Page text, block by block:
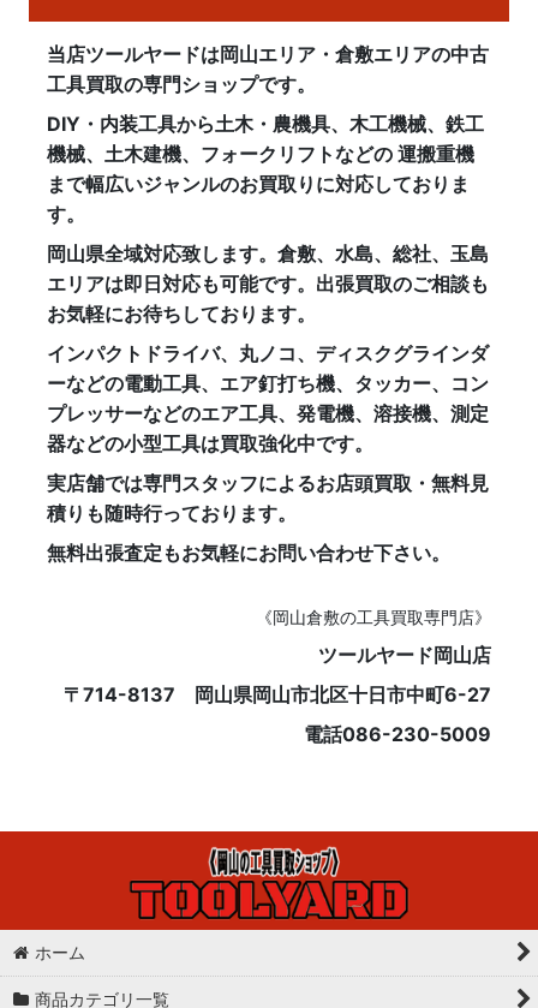
当店ツールヤードは岡山エリア・倉敷エリアの中古
工具買取の専門ショップです。
DIY・内装工具から土木・農機具、木工機械、鉄工
機械、土木建機、フォークリフトなどの 運搬重機
まで幅広いジャンルのお買取りに対応しておりま
す。
岡山県全域対応致します。倉敷、水島、総社、玉島
エリアは即日対応も可能です。出張買取のご相談も
お気軽にお待ちしております。
インパクトドライバ、丸ノコ、ディスクグラインダ
ーなどの電動工具、エア釘打ち機、タッカー、コン
プレッサーなどのエア工具、発電機、溶接機、測定
器などの小型工具は買取強化中です。
実店舗では専門スタッフによるお店頭買取・無料見
積りも随時行っております。
無料出張査定もお気軽にお問い合わせ下さい。
《岡山倉敷の工具買取専門店》
ツールヤード岡山店
〒714-8137 岡山県岡山市北区十日市中町6-27
電話086-230-5009
ホーム
商品カテゴリ一覧